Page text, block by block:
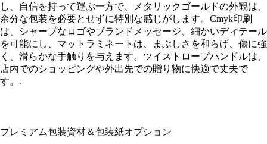
し、自信を持って運ぶ一方で、メタリックゴールドの外観は、
余分な包装を必要とせずに特別な感じがします。Cmyk印刷
は、シャープなロゴやブランドメッセージ、細かいディテール
を可能にし、マットラミネートは、まぶしさを和らげ、傷に強
く、滑らかな手触りを与えます。ツイストロープハンドルは、
店内でのショッピングや外出先での贈り物に快適で丈夫で
す。.
プレミアム包装資材＆包装紙オプション